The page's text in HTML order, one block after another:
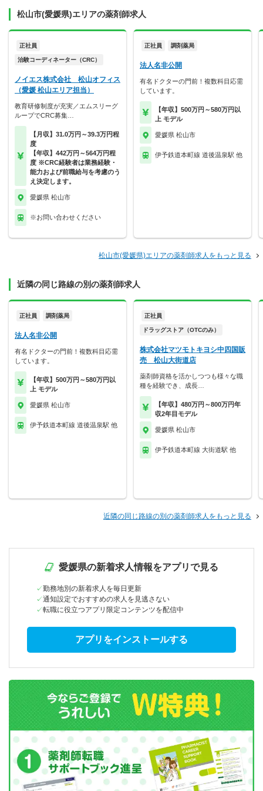
松山市(愛媛県)エリアの薬剤師求人
正社員
治験コーディネーター（CRC）
ノイエス株式会社 松山オフィス
（愛媛 松山エリア担当）
教育研修制度が充実／エムスリーグ
ループでCRC募集…
【月収】31.0万円～39.3万円程
度
【年収】442万円～564万円程
度 ※CRC経験者は業務経験・
能力および前職給与を考慮のう
え決定します。
愛媛県 松山市
※お問い合わせください
正社員 調剤薬局
法人名非公開
有名ドクターの門前！複数科目応需
しています。
【年収】500万円～580万円以
上 モデル
愛媛県 松山市
伊予鉄道本町線 道後温泉駅 他
松山市(愛媛県)エリアの薬剤師求人をもっと見る
近隣の同じ路線の別の薬剤師求人
正社員 調剤薬局
法人名非公開
有名ドクターの門前！複数科目応需
しています。
【年収】500万円～580万円以
上 モデル
愛媛県 松山市
伊予鉄道本町線 道後温泉駅 他
正社員
ドラッグストア（OTCのみ）
株式会社マツモトキヨシ中四国販
売 松山大街道店
薬剤師資格を活かしつつも様々な職
種を経験でき、成長…
【年収】480万円～800万円年
収2年目モデル
愛媛県 松山市
伊予鉄道本町線 大街道駅 他
近隣の同じ路線の別の薬剤師求人をもっと見る
愛媛県の新着求人情報をアプリで見る
勤務地別の新着求人を毎日更新
通知設定でおすすめの求人を見逃さない
転職に役立つアプリ限定コンテンツを配信中
アプリをインストールする